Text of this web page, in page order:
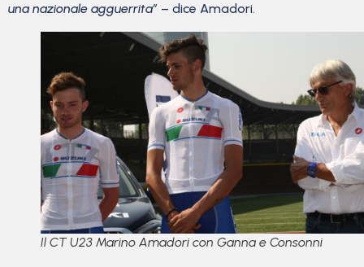
una nazionale agguerrita” – dice Amadori.
Il CT U23 Marino Amadori con Ganna e Consonni